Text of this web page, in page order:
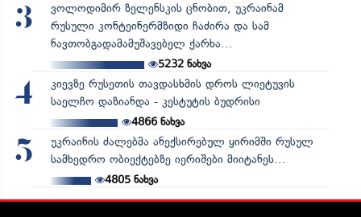
3
ვოლოდიმირ ზელენსკის ცნობით, უკრაინამ
რუსული კონტეინერმზიდი ჩაძირა და სამ
ნავთობგადამამუშავებელ ქარხა...
5232ნახვა
4
კიევზე რუსეთის თავდასხმის დროს ლიეტუვის
საელჩო დაზიანდა - კესტუტის ბუდრისი
4866ნახვა
5
უკრაინის ძალებმა ანექსირებულ ყირიმში რუსულ
სამხედრო ობიექტებზე იერიშები მიიტანეს...
4805ნახვა